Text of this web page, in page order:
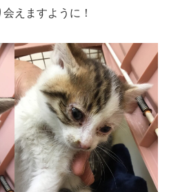
えますように！